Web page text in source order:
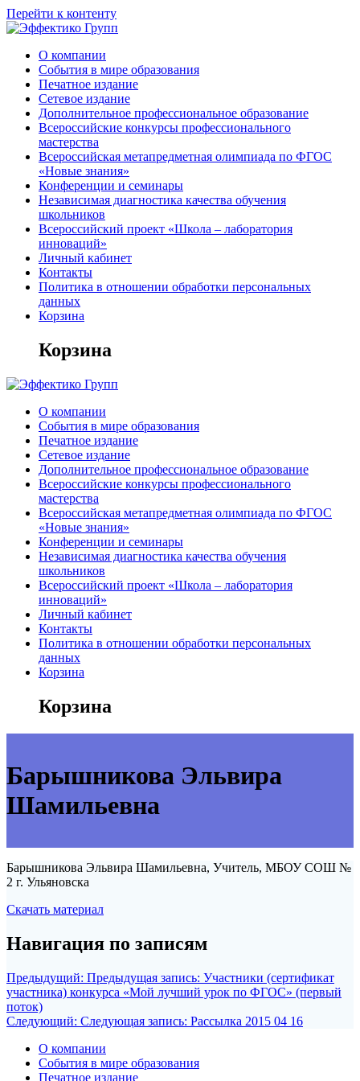
Перейти к контенту
О компании
События в мире образования
Печатное издание
Сетевое издание
Дополнительное профессиональное образование
Всероссийские конкурсы профессионального
мастерства
Всероссийская метапредметная олимпиада по ФГОС
«Новые знания»
Конференции и семинары
Независимая диагностика качества обучения
школьников
Всероссийский проект «Школа – лаборатория
инноваций»
Личный кабинет
Контакты
Политика в отношении обработки персональных
данных
Корзина
Корзина
О компании
События в мире образования
Печатное издание
Сетевое издание
Дополнительное профессиональное образование
Всероссийские конкурсы профессионального
мастерства
Всероссийская метапредметная олимпиада по ФГОС
«Новые знания»
Конференции и семинары
Независимая диагностика качества обучения
школьников
Всероссийский проект «Школа – лаборатория
инноваций»
Личный кабинет
Контакты
Политика в отношении обработки персональных
данных
Корзина
Корзина
Барышникова Эльвира
Шамильевна
Барышникова Эльвира Шамильевна, Учитель, МБОУ СОШ №
2 г. Ульяновска
Скачать материал
Навигация по записям
Предыдущий: Предыдущая запись: Участники (сертификат
участника) конкурса «Мой лучший урок по ФГОС» (первый
поток)
Следующий: Следующая запись: Рассылка 2015 04 16
О компании
События в мире образования
Печатное издание